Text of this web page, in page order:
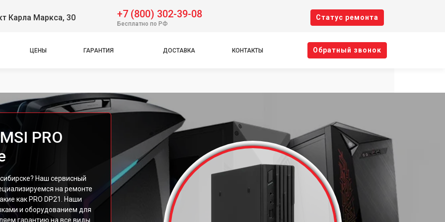
Карла Маркса, 30 +7 (800) 302-39-08
Бесплатно по РФ
Cтатус ремонта
ЦЕНЫ ГАРАНТИЯ ДОСТАВКА КОНТАКТЫ Oбратный звонок
PRO
Наш сервисный
на ремонте
как PRO DP21. Наши
и оборудованием для
гарантию на все виды